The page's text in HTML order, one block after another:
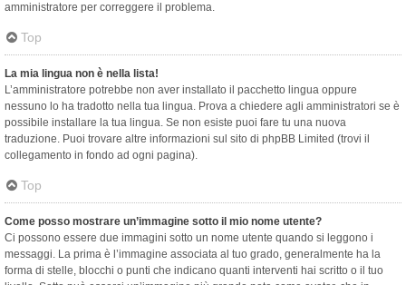
amministratore per correggere il problema.
Top
La mia lingua non è nella lista!
L’amministratore potrebbe non aver installato il pacchetto lingua oppure
nessuno lo ha tradotto nella tua lingua. Prova a chiedere agli amministratori se è
possibile installare la tua lingua. Se non esiste puoi fare tu una nuova
traduzione. Puoi trovare altre informazioni sul sito di phpBB Limited (trovi il
collegamento in fondo ad ogni pagina).
Top
Come posso mostrare un’immagine sotto il mio nome utente?
Ci possono essere due immagini sotto un nome utente quando si leggono i
messaggi. La prima è l’immagine associata al tuo grado, generalmente ha la
forma di stelle, blocchi o punti che indicano quanti interventi hai scritto o il tuo